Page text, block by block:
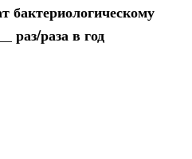
бактериологическому
раз/раза в год